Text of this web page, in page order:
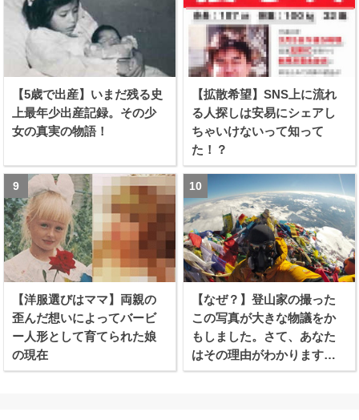
【5歳で出産】いまだ残る史
上最年少出産記録。その少
女の真実の物語！
【拡散希望】SNS上に流れ
る人探しは安易にシェアし
ちゃいけないって知って
た！？
【洋服選びはママ】両親の
歪んだ想いによってバービ
ー人形として育てられた娘
の現在
【なぜ？】登山家の撮った
この写真が大きな物議をか
もしました。さて、あなた
はその理由がわかります
か？